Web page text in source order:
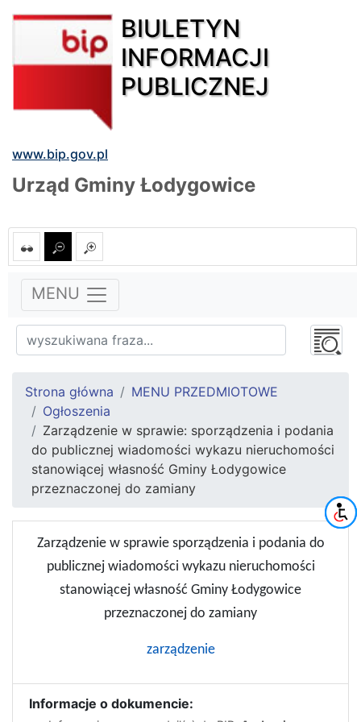
BIULETYN
INFORMACJI
PUBLICZNEJ
www.bip.gov.pl
Urząd Gminy Łodygowice
MENU
Strona główna
MENU PRZEDMIOTOWE
Ogłoszenia
Zarządzenie w sprawie: sporządzenia i podania
do publicznej wiadomości wykazu nieruchomości
stanowiącej własność Gminy Łodygowice
przeznaczonej do zamiany
Zarządzenie w sprawie sporządzenia i podania do
publicznej wiadomości wykazu nieruchomości
stanowiącej własność Gminy Łodygowice
przeznaczonej do zamiany
zarządzenie
Informacje o dokumencie: